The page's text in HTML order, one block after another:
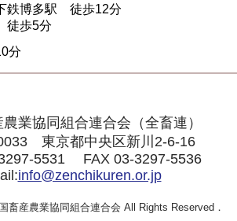
鉄博多駅 徒歩12分
歩5分
分
業協同組合連合会（全畜連）
東京都中央区新川2-6-16
5531 FAX 03-3297-5536
info@zenchikuren.or.jp
畜産農業協同組合連合会 All Rights Reserved．